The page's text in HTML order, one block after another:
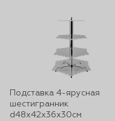
Подставка 4-ярусная
шестигранник
d48х42х36х30см